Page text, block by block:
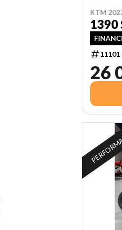
KTM
1390
11101
26